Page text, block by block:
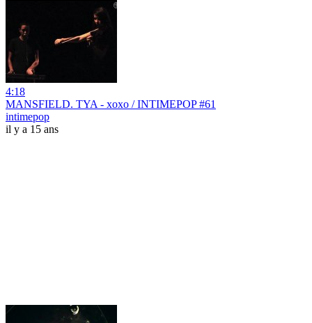
4:18
MANSFIELD. TYA - xoxo / INTIMEPOP #61
intimepop
il y a 15 ans